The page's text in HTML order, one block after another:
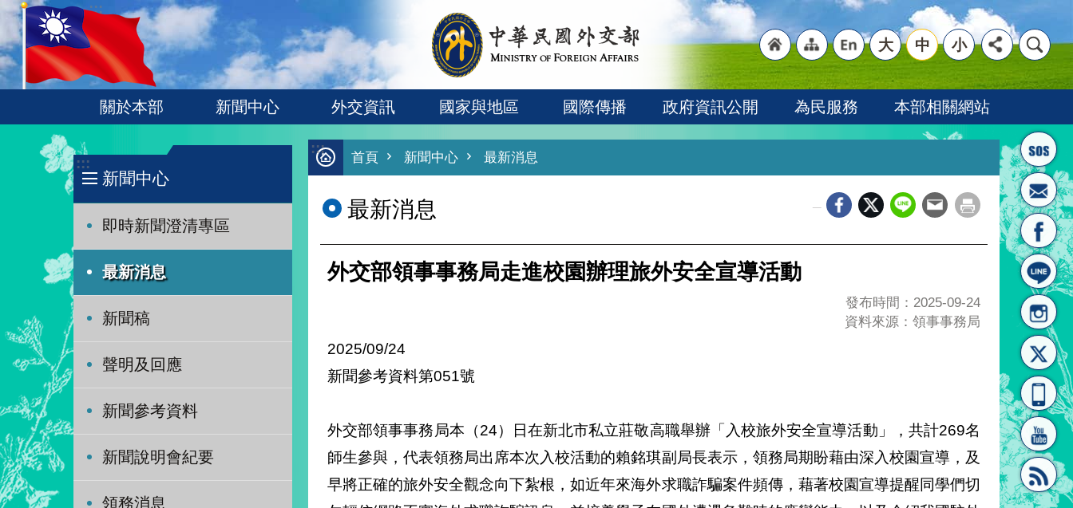
跳到主要內容區塊
:::
首頁
"網
站導
"英
文語
大 中 小
關於本部 新聞中心 外交資訊 國家與地區 國際傳播 政府資訊公開 為民服務 本部相關網站
:::
新聞中心
即時新聞澄清專區
最新消息
新聞稿
聲明及回應
新聞參考資料
新聞說明會紀要
領務消息
:::
首頁 新聞中心 最新消息
最新消息
外交部領事事務局走進校園辦理旅外安全宣導活動
發布時間：2025-09-24
資料來源：領事事務局
2025/09/24
新聞參考資料第051號
外交部領事事務局本（24）日在新北市私立莊敬高職舉辦「入校旅外安全宣導活動」，共計269名
師生參與，代表領務局出席本次入校活動的賴銘琪副局長表示，領務局期盼藉由深入校園宣導，及
早將正確的旅外安全觀念向下紮根，如近年來海外求職詐騙案件頻傳，藉著校園宣導提醒同學們切